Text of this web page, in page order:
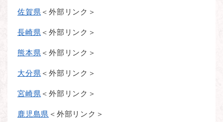
佐賀県 ＜外部リンク＞
長崎県 ＜外部リンク＞
熊本県 ＜外部リンク＞
大分県 ＜外部リンク＞
宮崎県 ＜外部リンク＞
鹿児島県 ＜外部リンク＞